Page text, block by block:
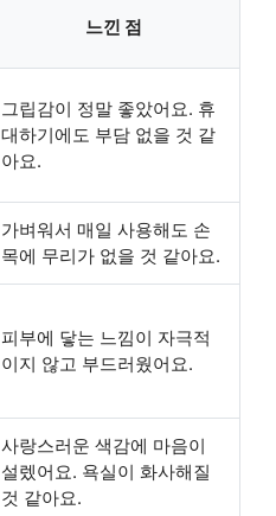
느낀 점
그립감이 정말 좋았어요. 휴
대하기에도 부담 없을 것 같
아요.
가벼워서 매일 사용해도 손
목에 무리가 없을 것 같아요.
피부에 닿는 느낌이 자극적
이지 않고 부드러웠어요.
사랑스러운 색감에 마음이
설렜어요. 욕실이 화사해질
것 같아요.